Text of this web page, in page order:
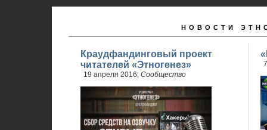
НОВОСТИ
Краудфандинговый проект
читателей «Этногенез»
19 апреля 2016, Сообщество